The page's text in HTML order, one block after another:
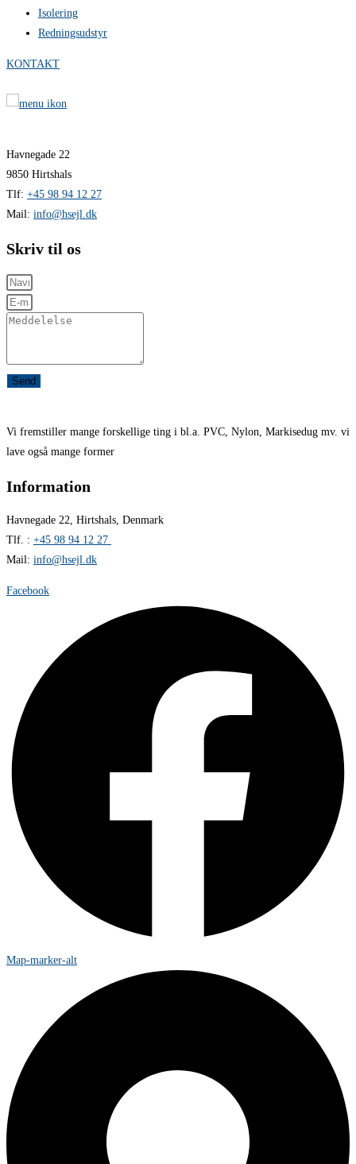
Isolering
Redningsudstyr
KONTAKT
Havnegade 22
9850 Hirtshals
Tlf: +45 98 94 12 27
Mail: info@hsejl.dk
Skriv til os
Send
Vi fremstiller mange forskellige ting i bl.a. PVC, Nylon, Markisedug mv. vi
lave også mange former
Information
Havnegade 22, Hirtshals, Denmark
Tlf. : +45 98 94 12 27
Mail: info@hsejl.dk
Facebook
Map-marker-alt